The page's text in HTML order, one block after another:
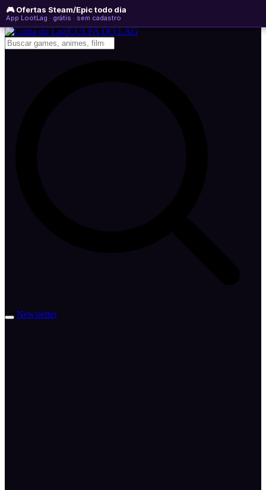
🎮 Ofertas Steam/Epic todo dia
App LootLag · grátis · sem cadastro
quinta-feira, 06 de agosto de 2026
Newsletter
CULPA DO LAG
Newsletter